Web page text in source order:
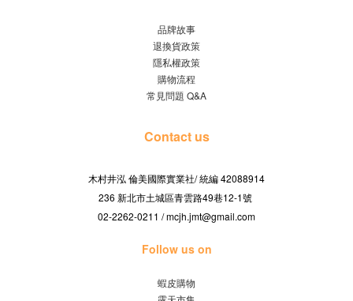
品牌故事
退換貨政策
隱私權政策
購物流程
常見問題 Q&A
Contact us
木村井泓 倫美國際實業社/統編 42088914
236 新北市土城區青雲路49巷12-1號
02-2262-0211 / mcjh.jmt@gmail.com
Follow us on
蝦皮購物